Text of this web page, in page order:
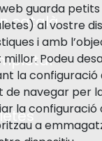
català
guarda
al vostre
i amb
Podeu
la configuració
de navegar per
la configuració
a